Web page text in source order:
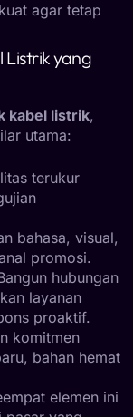
agar tetap
Listrik yang
kabel listrik,
utama:
terukur
bahasa, visual,
promosi.
hubungan
layanan
proaktif.
komitmen
bahan hemat
elemen ini